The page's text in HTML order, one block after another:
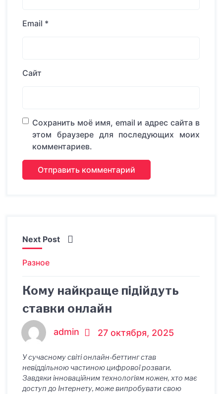
Email *
Сайт
Сохранить моё имя, email и адрес сайта в
этом браузере для последующих моих
комментариев.
Next Post
Разное
Кому найкраще підійдуть
ставки онлайн
admin 27 октября, 2025
У сучасному світі онлайн-беттинг став
невіддільною частиною цифрової розваги.
Завдяки інноваційним технологіям кожен, хто має
доступ до Інтернету, може випробувати свою